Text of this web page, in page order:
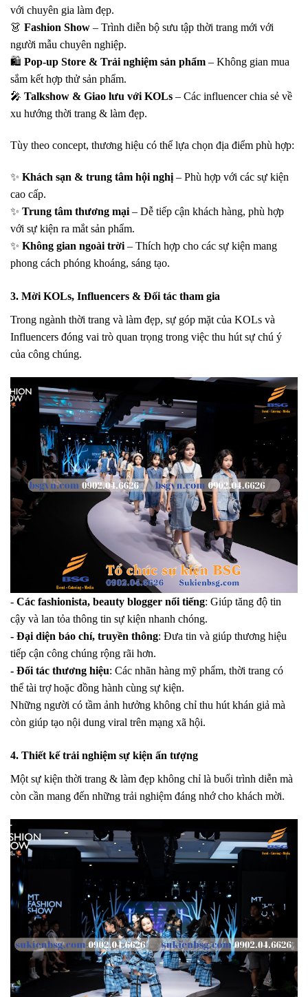
với chuyên gia làm đẹp.
👗 Fashion Show – Trình diễn bộ sưu tập thời trang mới với
người mẫu chuyên nghiệp.
🛍️ Pop-up Store & Trải nghiệm sản phẩm – Không gian mua
sắm kết hợp thử sản phẩm.
🎤 Talkshow & Giao lưu với KOLs – Các influencer chia sẻ về
xu hướng thời trang & làm đẹp.
Tùy theo concept, thương hiệu có thể lựa chọn địa điểm phù hợp:
✨ Khách sạn & trung tâm hội nghị – Phù hợp với các sự kiện
cao cấp.
✨ Trung tâm thương mại – Dễ tiếp cận khách hàng, phù hợp
với sự kiện ra mắt sản phẩm.
✨ Không gian ngoài trời – Thích hợp cho các sự kiện mang
phong cách phóng khoáng, sáng tạo.
3. Mời KOLs, Influencers & Đối tác tham gia
Trong ngành thời trang và làm đẹp, sự góp mặt của KOLs và
Influencers đóng vai trò quan trọng trong việc thu hút sự chú ý
của công chúng.
- Các fashionista, beauty blogger nổi tiếng: Giúp tăng độ tin
cậy và lan tỏa thông tin sự kiện nhanh chóng.
- Đại diện báo chí, truyền thông: Đưa tin và giúp thương hiệu
tiếp cận công chúng rộng rãi hơn.
- Đối tác thương hiệu: Các nhãn hàng mỹ phẩm, thời trang có
thể tài trợ hoặc đồng hành cùng sự kiện.
Những người có tầm ảnh hưởng không chỉ thu hút khán giả mà
còn giúp tạo nội dung viral trên mạng xã hội.
4. Thiết kế trải nghiệm sự kiện ấn tượng
Một sự kiện thời trang & làm đẹp không chỉ là buổi trình diễn mà
còn cần mang đến những trải nghiệm đáng nhớcho khách mời.